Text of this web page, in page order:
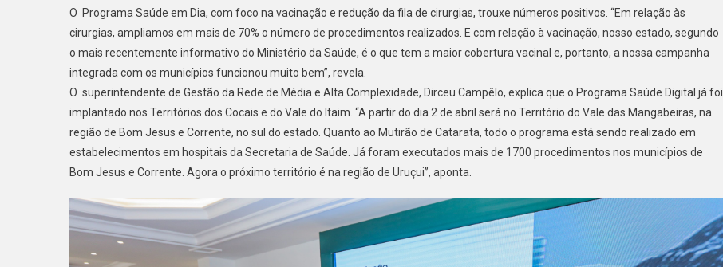
O Programa Saúde em Dia, com foco na vacinação e redução da fila de cirurgias, trouxe números positivos. “Em relação às
cirurgias, ampliamos em mais de 70% o número de procedimentos realizados. E com relação à vacinação, nosso estado, segundo
o mais recentemente informativo do Ministério da Saúde, é o que tem a maior cobertura vacinal e, portanto, a nossa campanha
integrada com os municípios funcionou muito bem”, revela.
O superintendente de Gestão da Rede de Média e Alta Complexidade, Dirceu Campêlo, explica que o Programa Saúde Digital já foi
implantado nos Territórios dos Cocais e do Vale do Itaim. “A partir do dia 2 de abril será no Território do Vale das Mangabeiras, na
região de Bom Jesus e Corrente, no sul do estado. Quanto ao Mutirão de Catarata, todo o programa está sendo realizado em
estabelecimentos em hospitais da Secretaria de Saúde. Já foram executados mais de 1700 procedimentos nos municípios de
Bom Jesus e Corrente. Agora o próximo território é na região de Uruçui”, aponta.